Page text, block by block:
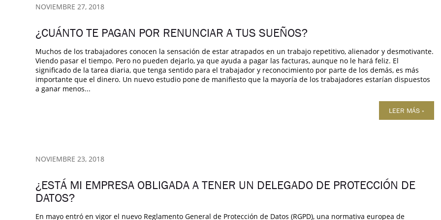
NOVIEMBRE 27, 2018
¿CUÁNTO TE PAGAN POR RENUNCIAR A TUS SUEÑOS?
Muchos de los trabajadores conocen la sensación de estar atrapados en un trabajo repetitivo, alienador y desmotivante.
Viendo pasar el tiempo. Pero no pueden dejarlo, ya que ayuda a pagar las facturas, aunque no le hará feliz. El
significado de la tarea diaria, que tenga sentido para el trabajador y reconocimiento por parte de los demás, es más
importante que el dinero. Un nuevo estudio pone de manifiesto que la mayoría de los trabajadores estarían dispuestos
a ganar menos...
LEER MÁS »
NOVIEMBRE 23, 2018
¿ESTÁ MI EMPRESA OBLIGADA A TENER UN DELEGADO DE PROTECCIÓN DE
DATOS?
En mayo entró en vigor el nuevo Reglamento General de Protección de Datos (RGPD), una normativa europea de